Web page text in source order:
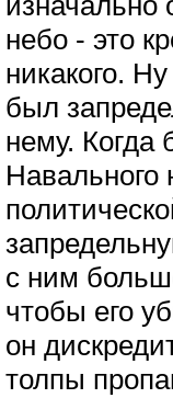
небо - это
никакого.
был
нему. Когда
Навального
с ним
чтобы его
он
толпы